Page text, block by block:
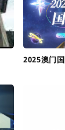
2025澳门